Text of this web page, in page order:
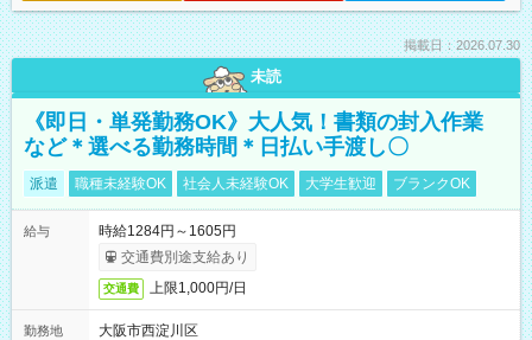
掲載日：2026.07.30
未読
《即日・単発勤務OK》大人気！書類の封入作業
など＊選べる勤務時間＊日払い手渡し〇
派遣 職種未経験OK 社会人未経験OK 大学生歓迎 ブランクOK
給与
時給1284円～1605円
交通費別途支給あり
交通費 上限1,000円/日
勤務地
大阪市西淀川区